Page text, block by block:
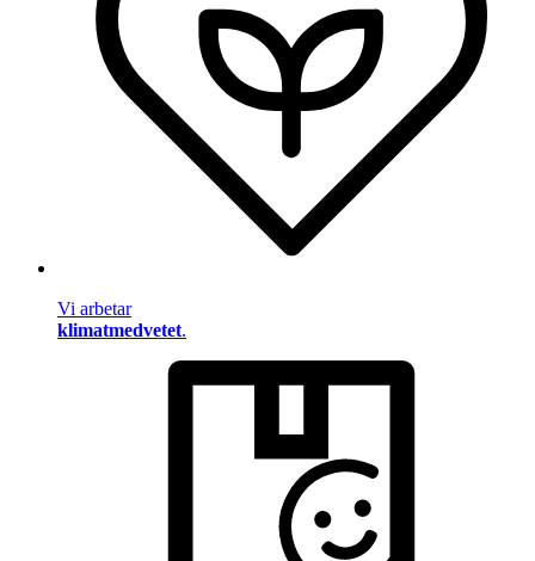
Vi arbetar
klimatmedvetet.